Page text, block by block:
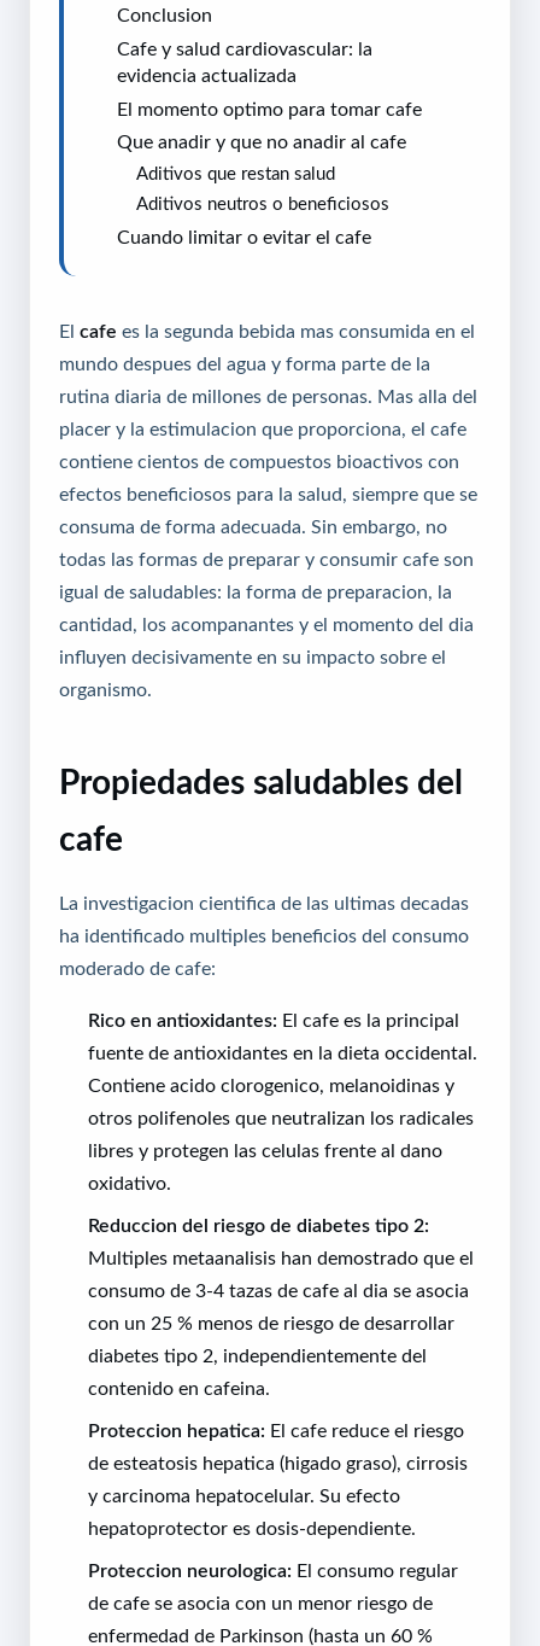
Conclusion
Cafe y salud cardiovascular: la
evidencia actualizada
El momento optimo para tomar cafe
Que anadir y que no anadir al cafe
Aditivos que restan salud
Aditivos neutros o beneficiosos
Cuando limitar o evitar el cafe
El cafe es la segunda bebida mas consumida en el
mundo despues del agua y forma parte de la
rutina diaria de millones de personas. Mas alla del
placer y la estimulacion que proporciona, el cafe
contiene cientos de compuestos bioactivos con
efectos beneficiosos para la salud, siempre que se
consuma de forma adecuada. Sin embargo, no
todas las formas de preparar y consumir cafe son
igual de saludables: la forma de preparacion, la
cantidad, los acompanantes y el momento del dia
influyen decisivamente en su impacto sobre el
organismo.
Propiedades saludables del
cafe
La investigacion cientifica de las ultimas decadas
ha identificado multiples beneficios del consumo
moderado de cafe:
Rico en antioxidantes: El cafe es la principal
fuente de antioxidantes en la dieta occidental.
Contiene acido clorogenico, melanoidinas y
otros polifenoles que neutralizan los radicales
libres y protegen las celulas frente al dano
oxidativo.
Reduccion del riesgo de diabetes tipo 2:
Multiples metaanalisis han demostrado que el
consumo de 3-4 tazas de cafe al dia se asocia
con un 25 % menos de riesgo de desarrollar
diabetes tipo 2, independientemente del
contenido en cafeina.
Proteccion hepatica: El cafe reduce el riesgo
de esteatosis hepatica (higado graso), cirrosis
y carcinoma hepatocelular. Su efecto
hepatoprotector es dosis-dependiente.
Proteccion neurologica: El consumo regular
de cafe se asocia con un menor riesgo de
enfermedad de Parkinson (hasta un 60 %